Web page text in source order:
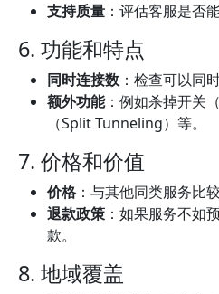
支持质量 ：评估客服是否
6. 功能和特点
同时连接数 ：检查可以同
额外功能：例如杀掉开关
（Split Tunneling）等。
7. 价格和价值
价格 ：与其他同类服务比较
退款政策 ：如果服务不如
款。
8. 地域覆盖